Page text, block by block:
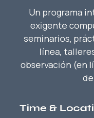
Un programa
exigente
seminarios,
línea,
observación (en
Time &